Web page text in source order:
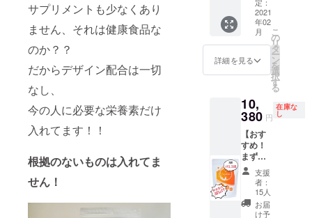
サプリメントも少なくあり
ません、それは健康食品な
のか？？
だからデザイン配合は一切
なし、
今の人に必要な栄養素だけ
入れてます！！
根拠のないものは入れてま
せん！
♦︎1ヶ月
LINEサ
ポート
質問し
放題！
期間中
答えし
ます。
2021年
2月下旬
配送予
定とな
りま
す。
イン
ナー
マッス
ルを刺
激して
姿勢を
回の腹
筋と同
じ効果
がある
EMSト
レーニ
ングと
筋肉の
元にな
るプロ
テイン
い！ を
私が形
にしま
す。 自
分専用
にでも
切な人
に贈る
でも用
途はな
んでも
OK 基本
的には
メール
又は
ズーム
での打
袋。 60
日分。
１日１
食でひ
と袋20
日分に
なりま
シェイ
カー付
き。
50%価
格！10
セット
限定。
14,340
円 →
7,170円
※送料込
定：
2021
年02
月
詳細を見る
こ
の
リ
タ
ー
ン
を
選
択
す
る
10,
380 円
在庫な
し
【おす
すめ！
まずは
60日飲
んでみ
てくだ
さい】 ♦︎
ラピナ
支援
者：
15人
お届
け予